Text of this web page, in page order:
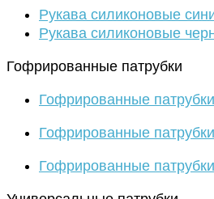
Рукава силиконовые
Рукава силиконовые
Гофрированные патрубки
Гофрированные
Гофрированные
Гофрированные